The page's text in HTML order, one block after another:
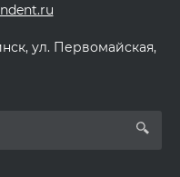
ул. Первомайская,